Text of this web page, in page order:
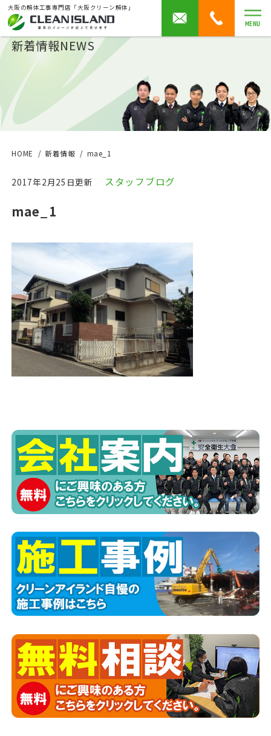
大阪の解体工事専門店「大阪クリーン解体」
MENU
新着情報NEWS
HOME 新着情報 mae_1
2017年2月25日更新 スタッフブログ
mae_1